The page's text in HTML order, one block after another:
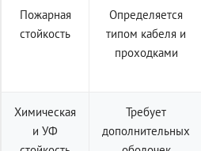
Пожарная
стойкость
Определяется
типом кабеля и
проходками
Химическая
и УФ
Требует
дополнительных